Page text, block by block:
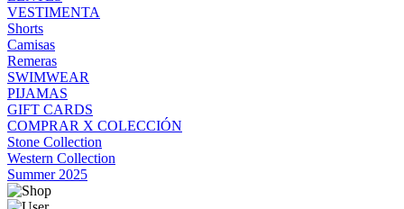
VESTIMENTA
Shorts
Camisas
Remeras
SWIMWEAR
PIJAMAS
GIFT CARDS
COMPRAR X COLECCIÓN
Stone Collection
Western Collection
Summer 2025